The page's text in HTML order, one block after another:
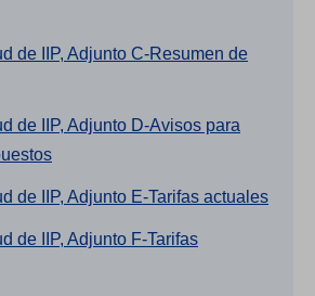
de IIP, Adjunto C-Resumen de
de IIP, Adjunto D-Avisos para
de IIP, Adjunto E-Tarifas actuales
de IIP, Adjunto F-Tarifas